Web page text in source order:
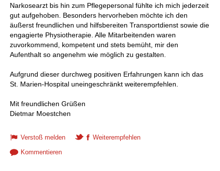
Narkosearzt bis hin zum Pflegepersonal fühlte ich mich jederzeit
gut aufgehoben. Besonders hervorheben möchte ich den
äußerst freundlichen und hilfsbereiten Transportdienst sowie die
engagierte Physiotherapie. Alle Mitarbeitenden waren
zuvorkommend, kompetent und stets bemüht, mir den
Aufenthalt so angenehm wie möglich zu gestalten.
Aufgrund dieser durchweg positiven Erfahrungen kann ich das
St. Marien-Hospital uneingeschränkt weiterempfehlen.
Mit freundlichen Grüßen
Dietmar Moestchen
Verstoß melden
Weiterempfehlen
Kommentieren